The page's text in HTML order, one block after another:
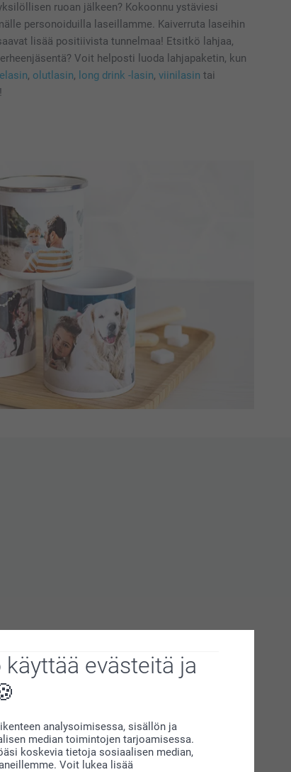
evästeitä ja
analysoimisessa, sisällön ja
median toimintojen tarjoamisessa.
koskevia tietoja sosiaalisen median,
Voit lukea lisää
ruoan jälkeen? Kokoonnu ystäviesi
personoiduilla laseillamme. Kaiverruta laseihin
lisää positiivista tunnelmaa! Etsitkö lahjaa,
Voit helposti luoda lahjapaketin, kun
, olutlasin, long drink -lasin, viinilasin tai